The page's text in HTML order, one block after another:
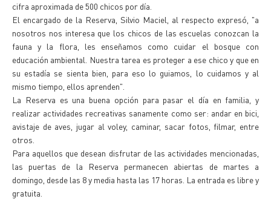
cifra aproximada de 500 chicos por día.
El encargado de la Reserva, Silvio Maciel, al respecto expresó, "a
nosotros nos interesa que los chicos de las escuelas conozcan la
fauna y la flora, les enseñamos como cuidar el bosque con
educación ambiental. Nuestra tarea es proteger a ese chico y que en
su estadía se sienta bien, para eso lo guiamos, lo cuidamos y al
mismo tiempo, ellos aprenden".
La Reserva es una buena opción para pasar el día en familia, y
realizar actividades recreativas sanamente como ser: andar en bici,
avistaje de aves, jugar al voley, caminar, sacar fotos, filmar, entre
otros.
Para aquellos que desean disfrutar de las actividades mencionadas,
las puertas de la Reserva permanecen abiertas de martes a
domingo, desde las 8 y media hasta las 17 horas. La entrada es libre y
gratuita.